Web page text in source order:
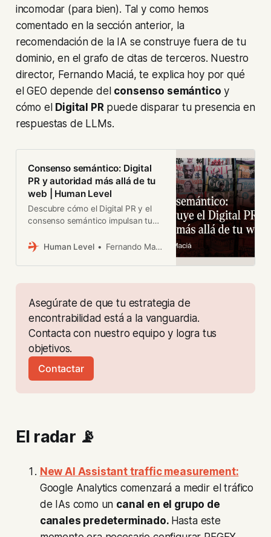
incomodar (para bien). Tal y como hemos
comentado en la sección anterior, la
recomendación de la IA se construye fuera de tu
dominio, en el grafo de citas de terceros. Nuestro
director, Fernando Maciá, te explica hoy por qué
el GEO depende del consenso semántico y
cómo el Digital PRpuede disparar tu presencia en
respuestas de LLMs.
Consenso semántico: Digital
PR y autoridad más allá de tu
web | Human Level
Descubre cómo el Digital PR y el
consenso semántico impulsan tu
artículo y potencia tu visibilidad en
Human Level Fernando Maciá
Asegúrate de que tu estrategia de
encontrabilidad está a la vanguardia.
Contacta con nuestro equipo y logra tus
objetivos.
Contactar
El radar 📡
New AI Assistant traffic measurement:
Google Analytics comenzará a medir el tráfico
de IAs como un canal en el grupo de
canales predeterminado. Hasta este